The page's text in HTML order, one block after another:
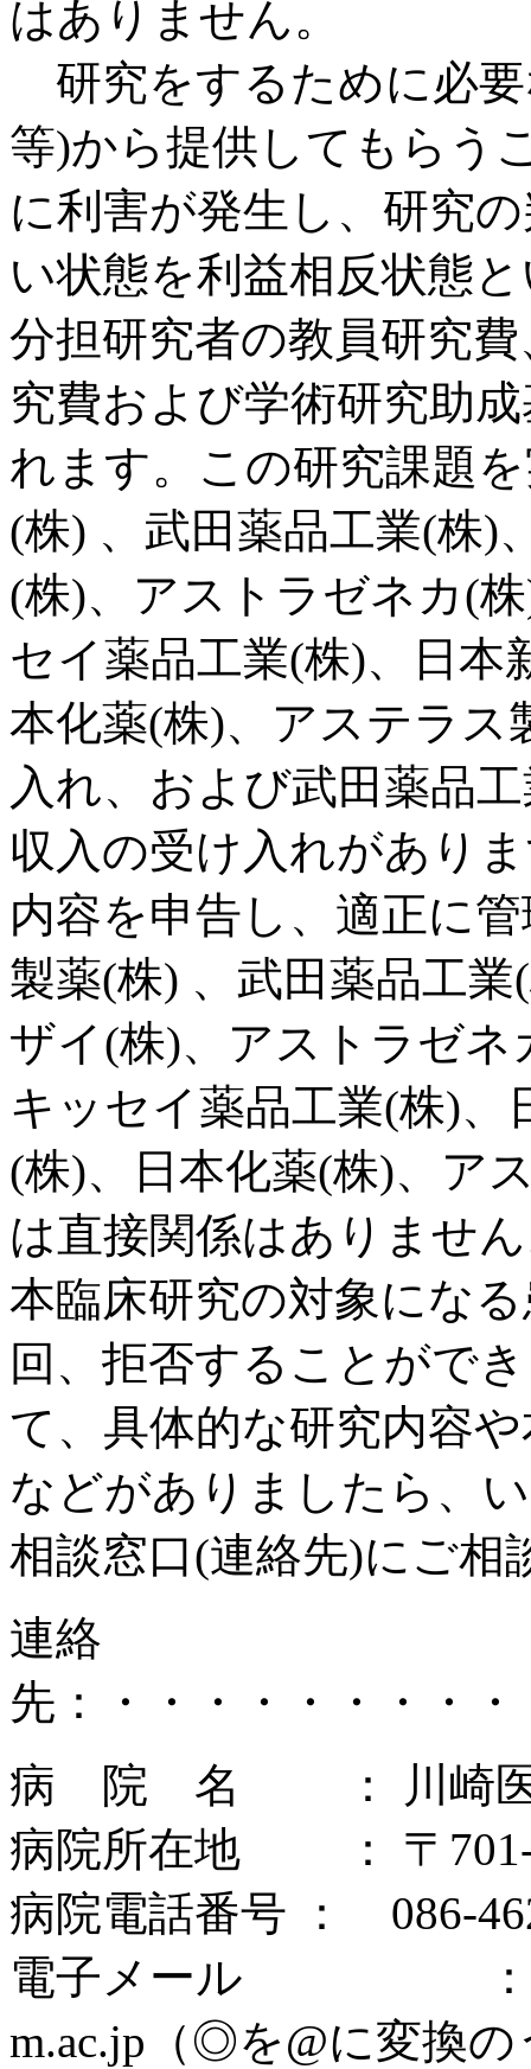
はありません。
研究をするために必
等)から提供してもらう
に利害が発生し、研究
い状態を利益相反状態
分担研究者の教員研究
究費および学術研究助
れます。この研究課題
(株) 、武田薬品工業(株)
(株)、アストラゼネカ(
セイ薬品工業(株)、日本
本化薬(株)、アステラス
入れ、および武田薬品
収入の受け入れがあり
内容を申告し、適正に
製薬(株) 、武田薬品工
ザイ(株)、アストラゼ
キッセイ薬品工業(株)、
(株)、日本化薬(株)、ア
は直接関係はありませ
本臨床研究の対象にな
回、拒否することがで
て、具体的な研究内容
などがありましたら、
相談窓口(連絡先)にご相
連絡
先：・・・・・・・・
病 院 名 ： 川崎医
病院所在地 ： 〒701-
病院電話番号 ： 086-
電子メール ：
m.ac.jp（◎を@に変換